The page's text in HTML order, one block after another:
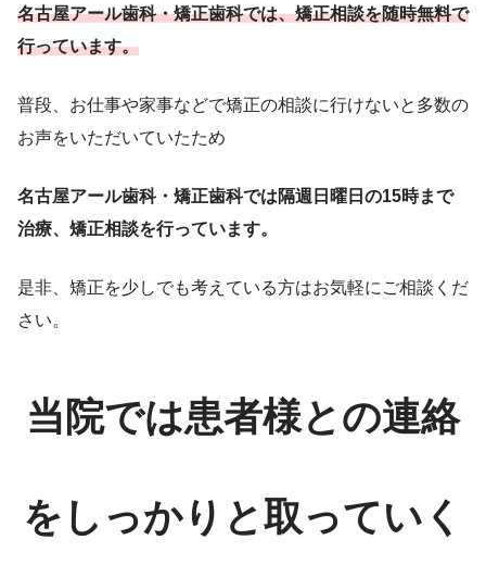
名古屋アール歯科・矯正歯科では、矯正相談を随時無料で
行っています。
普段、お仕事や家事などで矯正の相談に行けないと多数の
お声をいただいていたため
名古屋アール歯科・矯正歯科では隔週日曜日の15時まで
治療、矯正相談を行っています。
是非、矯正を少しでも考えている方はお気軽にご相談くだ
さい。
当院では患者様との連絡
をしっかりと取っていく